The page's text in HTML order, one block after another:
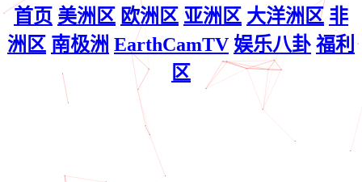
首页 美洲区 欧洲区 亚洲区 大洋洲区 非
洲区 南极洲 EarthCamTV 娱乐八卦 福利
区